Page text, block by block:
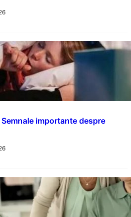
importante despre